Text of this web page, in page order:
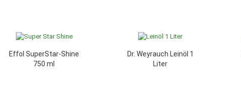
Effol SuperStar-Shine
750 ml
Dr. Weyrauch Leinöl 1
Liter